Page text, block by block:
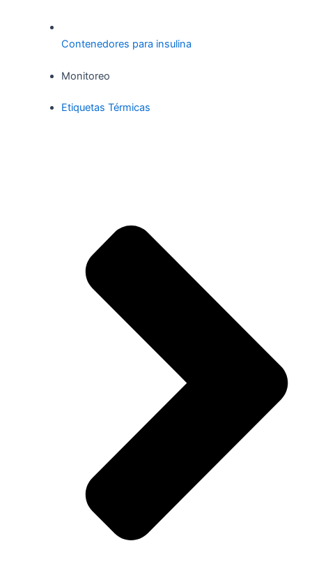
Contenedores para insulina
Monitoreo
Etiquetas Térmicas